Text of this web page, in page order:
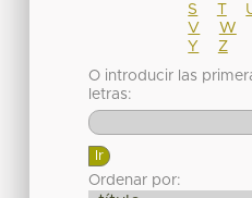
S
T
V
W
Y
Z
O introducir las
letras:
Ordenar por: